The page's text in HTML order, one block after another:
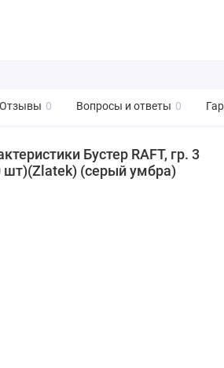
Отзывы 0 Вопросы и ответы 0
Бустер RAFT, гр. 3
шт)(Zlatek) (серый умбра)